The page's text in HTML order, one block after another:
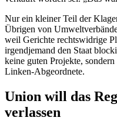
Nur ein kleiner Teil der
Übrigen von
weil Gerichte rechtswidrige
irgendjemand den Staat
keine guten Projekte,
Linken-Abgeordnete.
Union will das
verlassen